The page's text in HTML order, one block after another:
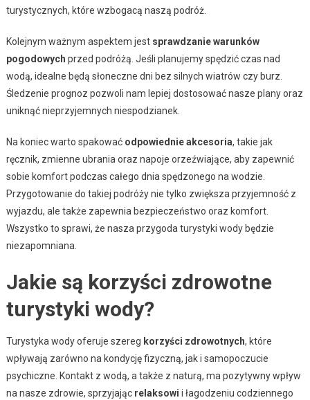
turystycznych, które wzbogacą naszą podróż.
Kolejnym ważnym aspektem jest sprawdzanie warunków
pogodowych przed podróżą. Jeśli planujemy spędzić czas nad
wodą, idealne będą słoneczne dni bez silnych wiatrów czy burz.
Śledzenie prognoz pozwoli nam lepiej dostosować nasze plany oraz
uniknąć nieprzyjemnych niespodzianek.
Na koniec warto spakować odpowiednie akcesoria, takie jak
ręcznik, zmienne ubrania oraz napoje orzeźwiające, aby zapewnić
sobie komfort podczas całego dnia spędzonego na wodzie.
Przygotowanie do takiej podróży nie tylko zwiększa przyjemność z
wyjazdu, ale także zapewnia bezpieczeństwo oraz komfort.
Wszystko to sprawi, że nasza przygoda turystyki wody będzie
niezapomniana.
Jakie są korzyści zdrowotne
turystyki wody?
Turystyka wody oferuje szereg korzyści zdrowotnych, które
wpływają zarówno na kondycję fizyczną, jak i samopoczucie
psychiczne. Kontakt z wodą, a także z naturą, ma pozytywny wpływ
na nasze zdrowie, sprzyjając relaksowi i łagodzeniu codziennego